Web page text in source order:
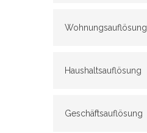
Wohnungsauflösung
Haushaltsauflösung
Geschäftsauflösung